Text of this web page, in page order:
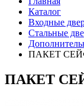
Каталог
Входные
Стальные
ПАКЕТ
ПАКЕТ